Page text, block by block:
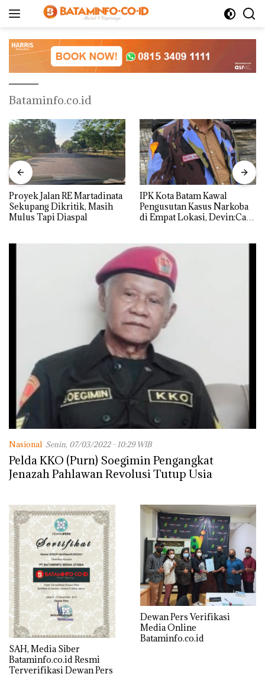
Bataminfo.co.id
Proyek Jalan RE Martadinata
Sekupang Dikritik, Masih
Mulus Tapi Diaspal
IPK Kota Batam Kawal
Pengusutan Kasus Narkoba
di Empat Lokasi, Devin:Cari
Nasional Senin, 07/03/2022 - 10:29 WIB
Pelda KKO (Purn) Soegimin Pengangkat
Jenazah Pahlawan Revolusi Tutup Usia
SAH, Media Siber
Bataminfo.co.id Resmi
Terverifikasi Dewan Pers
Dewan Pers Verifikasi
Media Online
Bataminfo.co.id